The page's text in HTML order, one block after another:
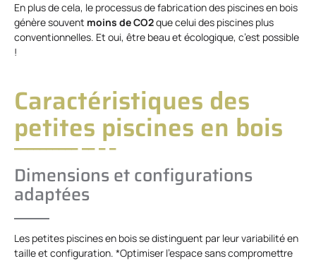
En plus de cela, le processus de fabrication des piscines en bois
génère souvent moins de CO2que celui des piscines plus
conventionnelles. Et oui, être beau et écologique, c’est possible
!
Caractéristiques des
petites piscines en bois
Dimensions et configurations
adaptées
Les petites piscines en bois se distinguent par leur variabilité en
taille et configuration. *Optimiser l’espace sans compromettre